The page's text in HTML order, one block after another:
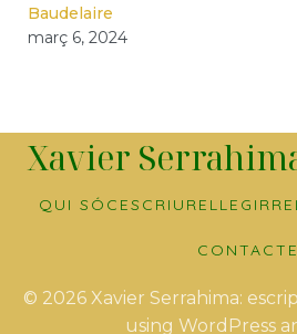
Baudelaire
març 6, 2024
Xavier
QUI SÓC ESCRIURE LLEGIR
CONTACTE
© 2026 Xavier Serrahima:
using WordPress